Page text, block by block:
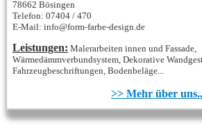
78662 Bösingen
Telefon: 07404 / 470
E-Mail: info@form-farbe-design.de
Leistungen: Malerarbeiten innen und Fassade,
Wärmedämmverbundsystem, Dekorative
Fahrzeugbeschriftungen, Bodenbeläge...
>> Mehr über